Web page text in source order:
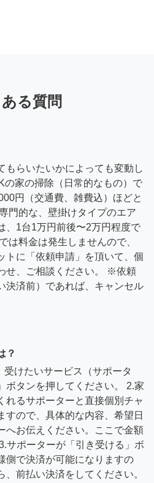
る質問
もらいたいかによっても変動し
の家の掃除（日常的なもの）で
円（交通費、雑費込）ほどと
門的な、壁掛けタイプのエア
、1台1万円前後〜2万円程度で
は料金は発生しませんので、
トに「依頼申請」を頂いて、個
せ、ご相談ください。 ※依頼
決済前）であれば、キャンセル
？
けたいサービス（サポータ
ボタンを押してください。 2.家
れるサポーターと直接個別チャ
すので、具体的な内容、希望日
へお伝えください。ここで金額
サポーターが「引き受ける」ボ
側で決済が可能になりますの
前払い決済をしてください。